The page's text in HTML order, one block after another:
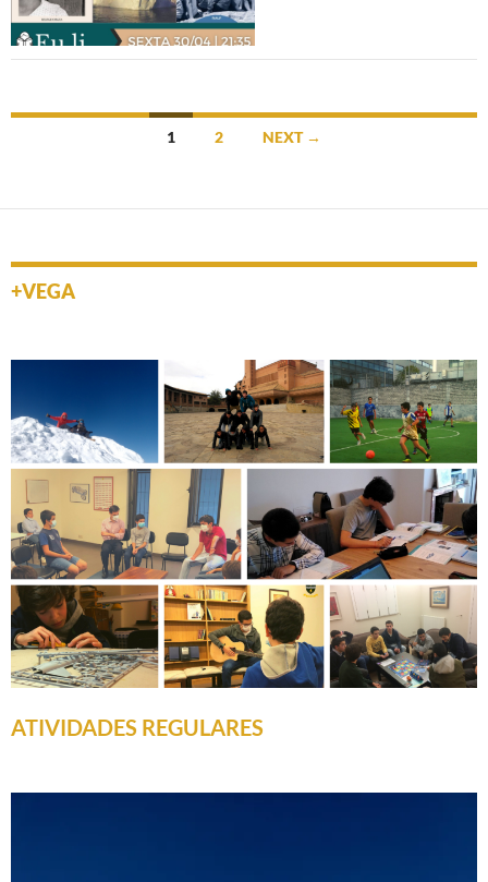
1 2 NEXT →
+VEGA
ATIVIDADES REGULARES